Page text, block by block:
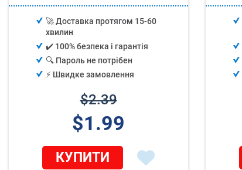
🚀 Доставка протягом 15-60
хвилин
✔️ 100% безпека і гарантія
🔍 Пароль не потрібен
⚡️ Швидке замовлення
$2.39
$1.99
КУПИТИ